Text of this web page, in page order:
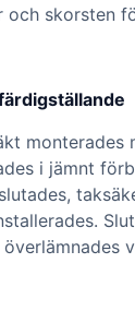
och skorsten
monterades
i jämnt